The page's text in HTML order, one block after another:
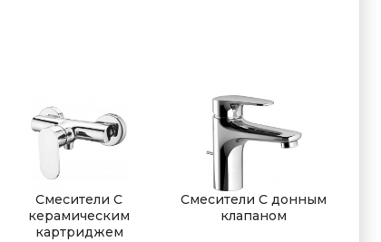
Смесители С
керамическим
картриджем
Смесители С донным
клапаном